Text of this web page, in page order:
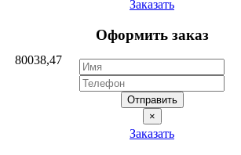
80038,47
Заказать
Оформить заказ
Отправить
×
Заказать